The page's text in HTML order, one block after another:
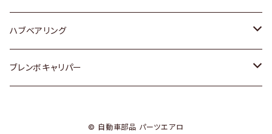
日産
ダイハツ
ハブベアリング
トヨタ
ブレンボキャリパー
© 自動車部品 パーツエアロ